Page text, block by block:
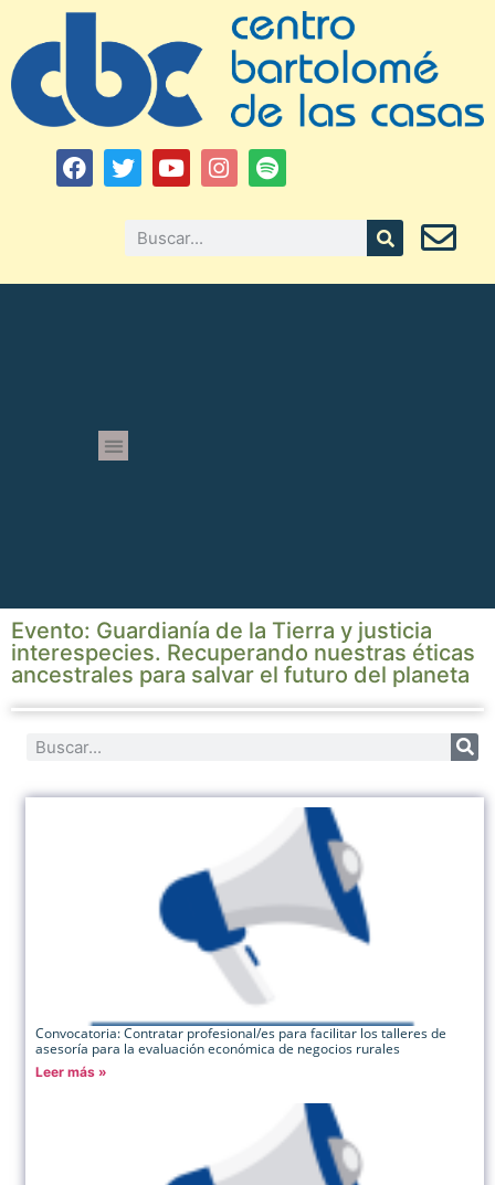
Evento: Guardianía de la Tierra y justicia
interespecies. Recuperando nuestras éticas
ancestrales para salvar el futuro del planeta
Convocatoria: Contratar profesional/es para facilitar los talleres de
asesoría para la evaluación económica de negocios rurales
Leer más »